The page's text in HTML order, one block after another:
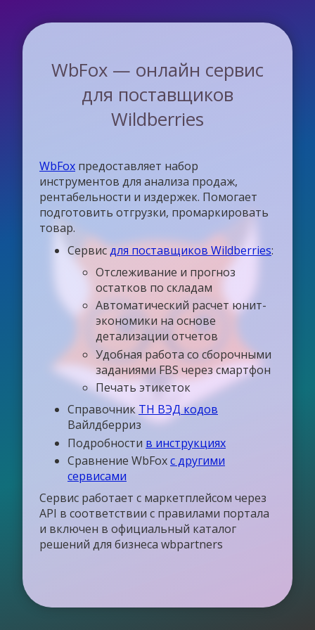
WbFox — онлайн сервис
для поставщиков
Wildberries
WbFox предоставляет набор
инструментов для анализа продаж,
рентабельности и издержек. Помогает
подготовить отгрузки, промаркировать
товар.
Сервисдля поставщиков Wildberries:
Отслеживание и прогноз
остатков по складам
Автоматический расчет юнит-
экономики на основе
детализации отчетов
Удобная работа со сборочными
заданиями FBS через смартфон
Печать этикеток
Справочник ТН ВЭД кодов
Вайлдберриз
Подробности в инструкциях
Сравнение WbFoxс другими
сервисами
Сервис работает с маркетплейсом через
API в соответствии с правилами портала
и включен в официальный каталог
решений для бизнеса wbpartners